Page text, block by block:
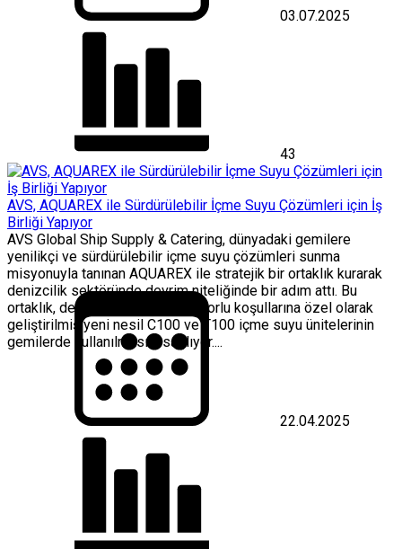
03.07.2025
43
AVS, AQUAREX ile Sürdürülebilir İçme Suyu Çözümleri için İş
Birliği Yapıyor
AVS Global Ship Supply & Catering, dünyadaki gemilere
yenilikçi ve sürdürülebilir içme suyu çözümleri sunma
misyonuyla tanınan AQUAREX ile stratejik bir ortaklık kurarak
denizcilik sektöründe devrim niteliğinde bir adım attı. Bu
ortaklık, denizcilik ortamlarının zorlu koşullarına özel olarak
geliştirilmiş yeni nesil C100 ve T100 içme suyu ünitelerinin
gemilerde kullanılmasını sağlıyor....
22.04.2025